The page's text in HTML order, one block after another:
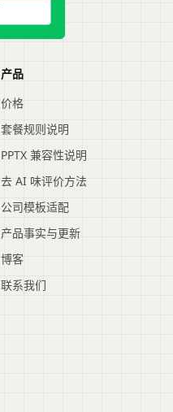
产品
价格
套餐规则说明
PPTX 兼容性说明
去 AI 味评价方法
公司模板适配
产品事实与更新
博客
联系我们